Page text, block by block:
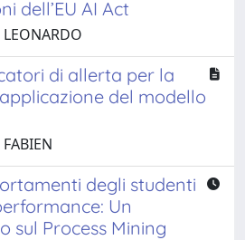
dell’EU AI Act
di allerta per la
del modello
degli studenti
Un
sul Process Mining